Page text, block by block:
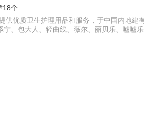
18个
优质卫生护理用品和服务，于中国内地建
、包大人、轻曲线、薇尔、丽贝乐、嘘嘘乐